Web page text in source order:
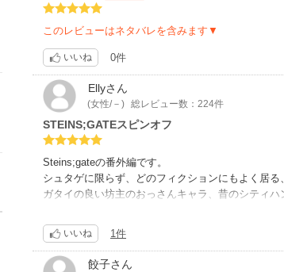
このレビューはネタバレを含みます▼
いいね 0件
Ellyさん
(女性/－) 総レビュー数：224件
STEINS;GATEスピンオフ
Steins;gateの番外編です。
シュタゲに限らず、どのフィクションにもよく居る、
ガタイの良い坊主のおっさんキャラ、昔のシティ
いいね 1件
餃子さん